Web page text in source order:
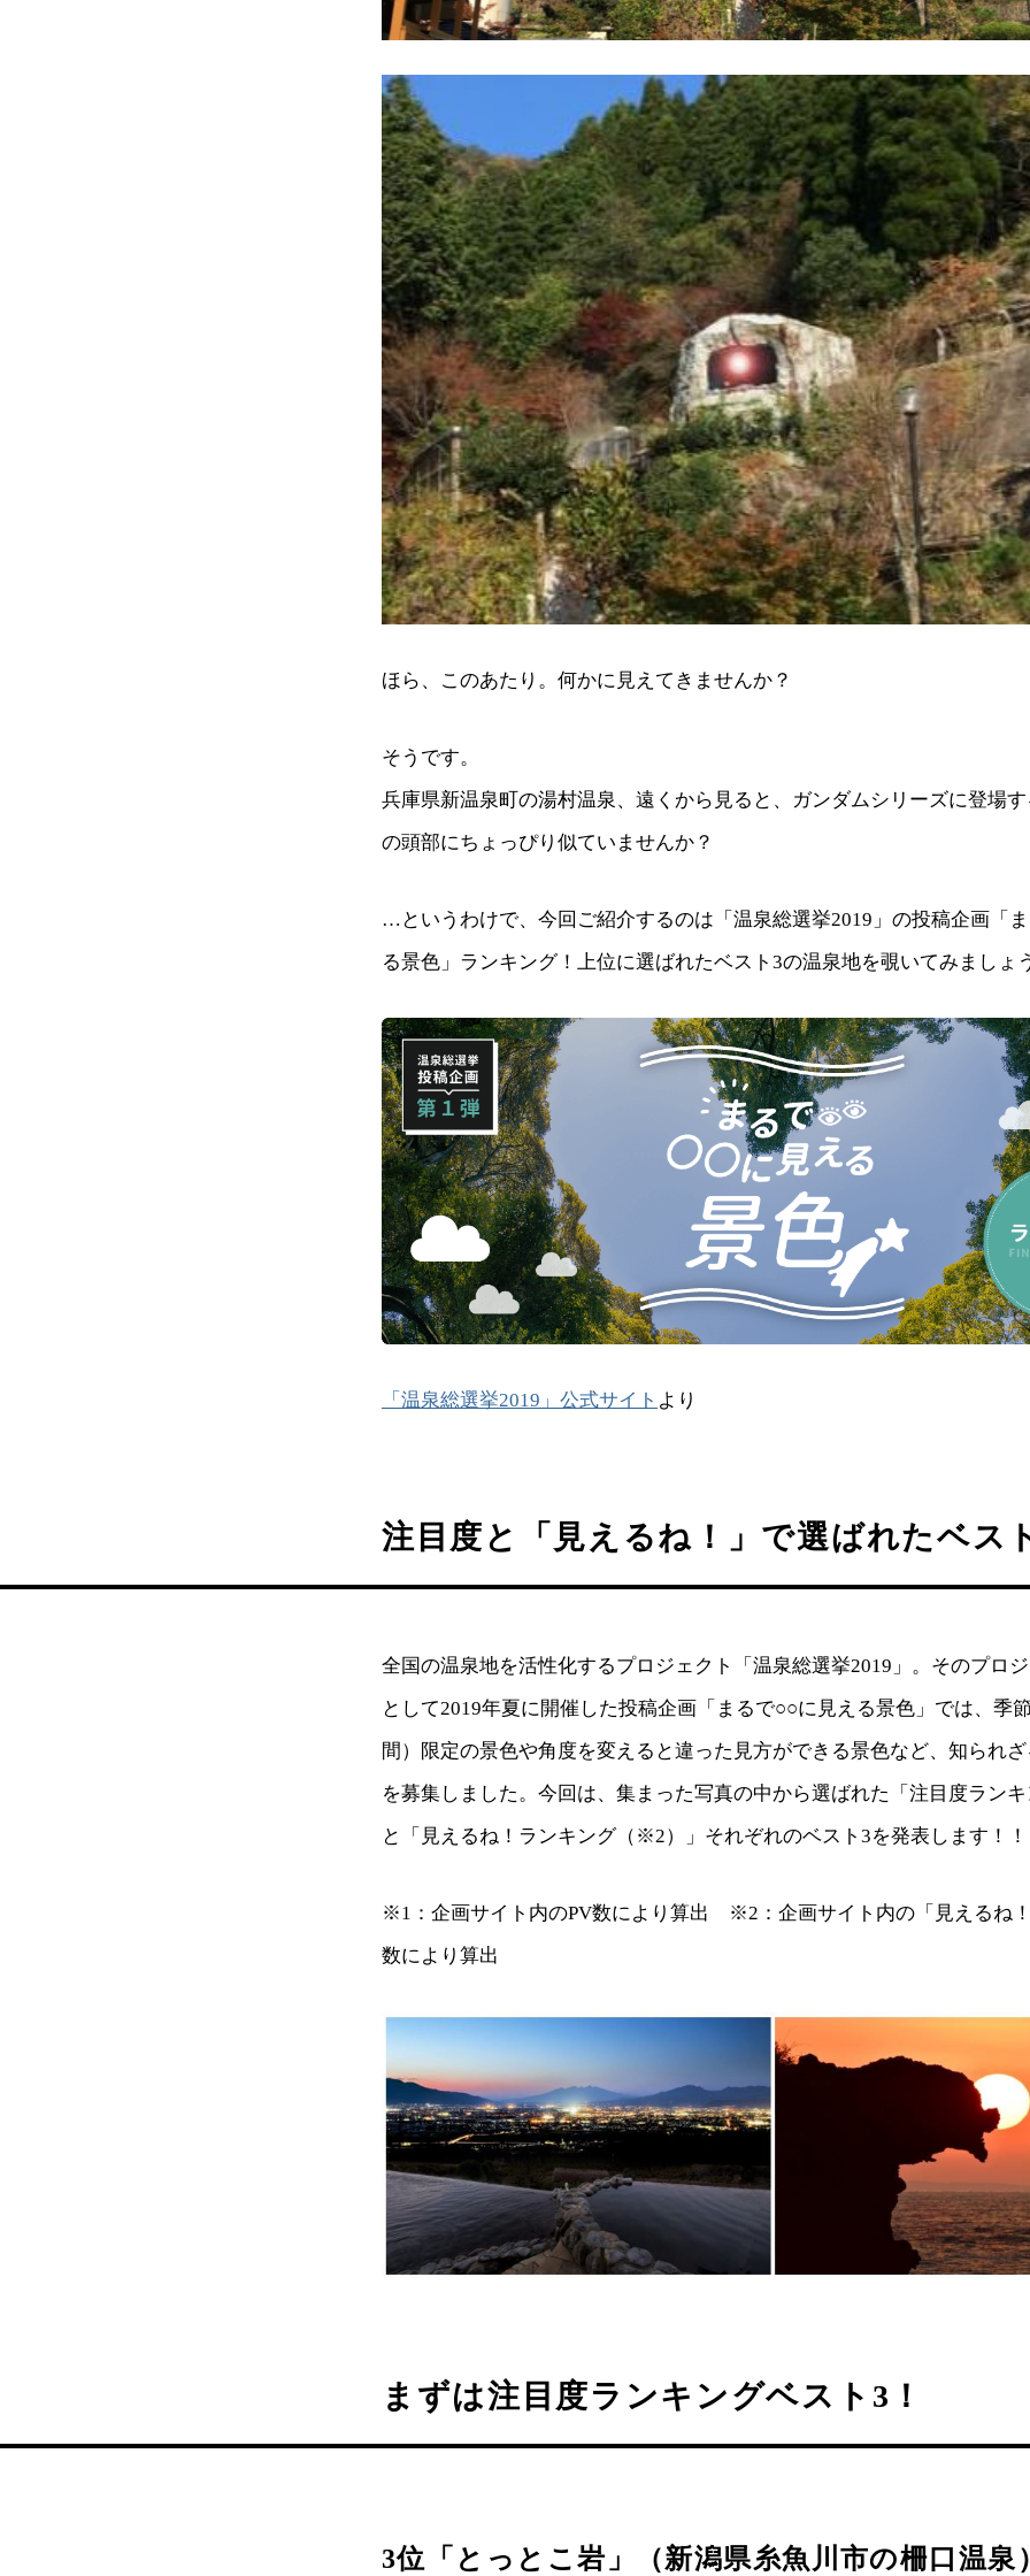
ほら、このあたり。何かに見えてきませんか？
そうです。
兵庫県新温泉町の湯村温泉、遠くから見ると、ガンダムシリーズに登場
の頭部にちょっぴり似ていませんか？
…というわけで、今回ご紹介するのは「温泉総選挙2019」の投稿企画「
る景色」ランキング！上位に選ばれたベスト3の温泉地を覗いてみましょ
「温泉総選挙2019」公式サイト より
注目度と「見えるね！」で選ばれたベス
全国の温泉地を活性化するプロジェクト「温泉総選挙2019」。そのプロ
として2019年夏に開催した投稿企画「まるで○○に見える景色」では、季
間）限定の景色や角度を変えると違った見方ができる景色など、知られ
を募集しました。今回は、集まった写真の中から選ばれた「注目度ラン
と「見えるね！ランキング（※2）」それぞれのベスト3を発表します！！
※1：企画サイト内のPV数により算出 ※2：企画サイト内の「見えるね
数により算出
まずは注目度ランキングベスト3！
3位「とっとこ岩」（新潟県糸魚川市の柵口温泉